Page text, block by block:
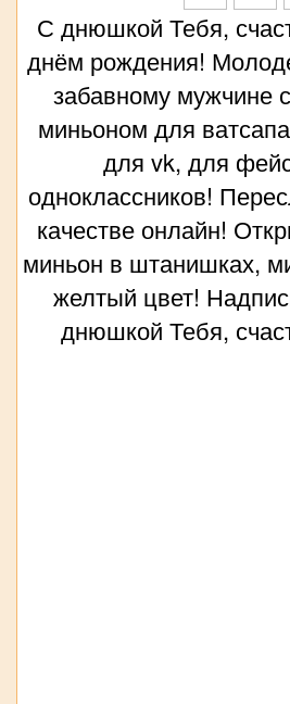
С днюшкой Тебя,
днём рождения!
забавному мужчине
миньоном для
для vk, для
одноклассников!
качестве онлайн!
миньон в штанишках,
желтый цвет!
днюшкой Тебя,